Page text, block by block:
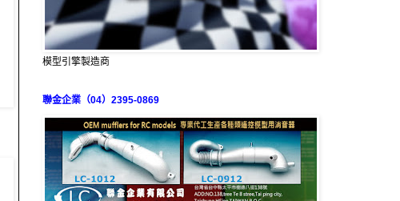
模型引擎製造商
聯金企業（04）2395-0869